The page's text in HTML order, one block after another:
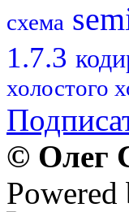
схема
1.7.3
холостого
© Олег
Powered